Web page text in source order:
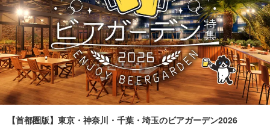
【首都圏版】東京・神奈川・千葉・埼玉のビアガーデン2026